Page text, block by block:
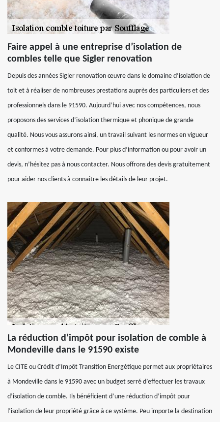
Faire appel à une entreprise d’isolation de
combles telle que Sigler renovation
Depuis des années Sigler renovation œuvre dans le domaine d’isolation de
toit et à réaliser de nombreuses prestations auprès des particuliers et des
professionnels dans le 91590. Aujourd’hui avec nos compétences, nous
proposons des services d’isolation thermique et phonique de grande
qualité. Nous vous assurons ainsi, un travail suivant les normes en vigueur
et conformes à votre demande. Pour plus d’information ou pour avoir un
devis, n’hésitez pas à nous contacter. Nous offrons des devis gratuitement
pour aider nos clients à connaitre les détails de leur projet.
La réduction d’impôt pour isolation de comble à
Mondeville dans le 91590 existe
Le CITE ou Crédit d’Impôt Transition Energétique permet aux propriétaires
à Mondeville dans le 91590 avec un budget serré d’effectuer les travaux
d’isolation de comble. Ils bénéficient d’une réduction d’impôt pour
l’isolation de leur propriété grâce à ce système. Peu importe la destination